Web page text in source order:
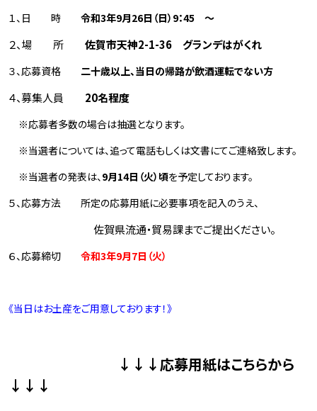
１、 日 時 令和3年9月26日（日） 9：45 ～
２、場 所 佐賀市天神2-1-36 グランデはがくれ
３、応募資格 二十歳以上、当日の帰路が飲酒運転でない方
４、募集人員 20名程度
※応募者多数の場合は抽選となります。
※当選者については、追って電話もしくは文書にてご連絡致します。
※当選者の発表は、9月14日（火）頃を予定しております。
５、応募方法 所定の応募用紙に必要事項を記入のうえ、
佐賀県流通・貿易課までご提出ください。
６、応募締切 令和3年9月7日（火）
《当日はお土産をご用意しております！》
↓↓↓応募用紙はこちらから
↓↓↓